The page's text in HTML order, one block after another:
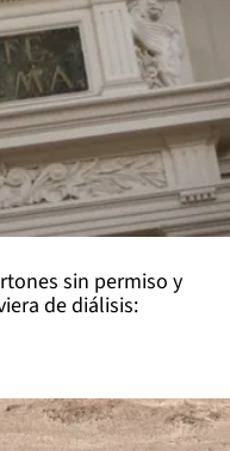
sin permiso y
de diálisis: